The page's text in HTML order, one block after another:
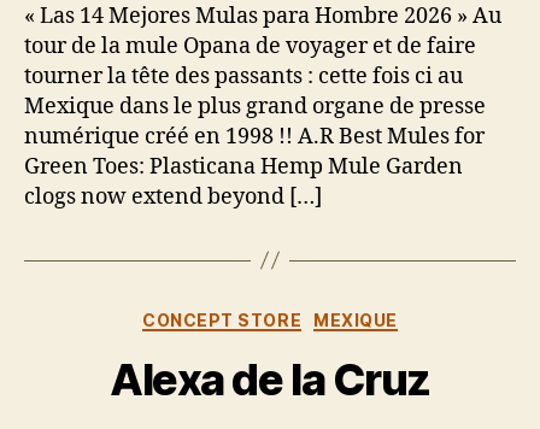
« Las 14 Mejores Mulas para Hombre 2026 » Au
tour de la mule Opana de voyager et de faire
tourner la tête des passants : cette fois ci au
Mexique dans le plus grand organe de presse
numérique créé en 1998 !! A.R Best Mules for
Green Toes: Plasticana Hemp Mule Garden
clogs now extend beyond […]
Catégories
CONCEPT STORE MEXIQUE
Alexa de la Cruz